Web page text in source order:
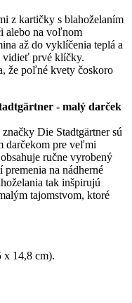
z kartičky s blahoželaním
alebo na voľnom
až do vyklíčenia teplá a
vidieť prvé klíčky.
že poľné kvety čoskoro
- malý darček
Die Stadtgärtner sú
darčekom pre veľmi
ručne vyrobený
premenia na nádherné
tak inšpirujú
tajomstvom, ktoré
14,8 cm).